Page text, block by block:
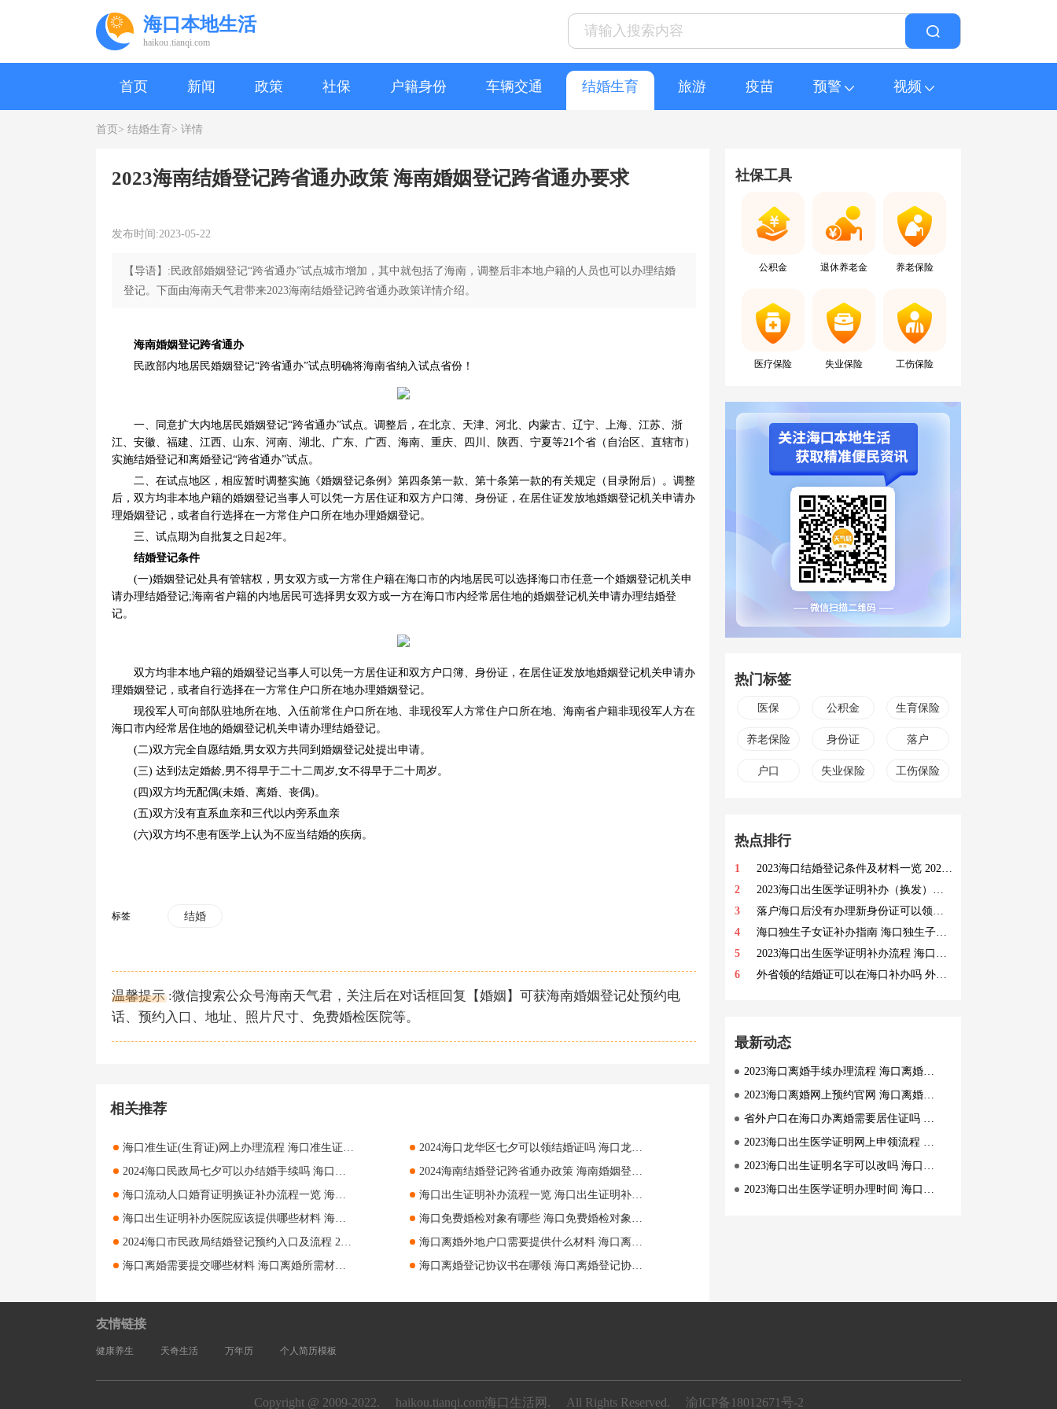
海口本地生活
haikou.tianqi.com
首页 新闻 政策 社保 户籍身份 车辆交通 结婚生育 旅游 疫苗 预警 视频
首页> 结婚生育> 详情
2023海南结婚登记跨省通办政策 海南婚姻登记跨省通办要求
发布时间:2023-05-22
【导语】:民政部婚姻登记“跨省通办”试点城市增加，其中就包括了海南，调整后非本地户籍的人员也可以办理结婚
登记。下面由海南天气君带来2023海南结婚登记跨省通办政策详情介绍。
海南婚姻登记跨省通办
民政部内地居民婚姻登记“跨省通办”试点明确将海南省纳入试点省份！
一、同意扩大内地居民婚姻登记“跨省通办”试点。调整后，在北京、天津、河北、内蒙古、辽宁、上海、江苏、浙
江、安徽、福建、江西、山东、河南、湖北、广东、广西、海南、重庆、四川、陕西、宁夏等21个省（自治区、直辖市）
实施结婚登记和离婚登记“跨省通办”试点。
二、在试点地区，相应暂时调整实施《婚姻登记条例》第四条第一款、第十条第一款的有关规定（目录附后）。调整
后，双方均非本地户籍的婚姻登记当事人可以凭一方居住证和双方户口簿、身份证，在居住证发放地婚姻登记机关申请办
理婚姻登记，或者自行选择在一方常住户口所在地办理婚姻登记。
三、试点期为自批复之日起2年。
结婚登记条件
(一)婚姻登记处具有管辖权，男女双方或一方常住户籍在海口市的内地居民可以选择海口市任意一个婚姻登记机关申
请办理结婚登记;海南省户籍的内地居民可选择男女双方或一方在海口市内经常居住地的婚姻登记机关申请办理结婚登
记。
双方均非本地户籍的婚姻登记当事人可以凭一方居住证和双方户口簿、身份证，在居住证发放地婚姻登记机关申请办
理婚姻登记，或者自行选择在一方常住户口所在地办理婚姻登记。
现役军人可向部队驻地所在地、入伍前常住户口所在地、非现役军人方常住户口所在地、海南省户籍非现役军人方在
海口市内经常居住地的婚姻登记机关申请办理结婚登记。
(二)双方完全自愿结婚,男女双方共同到婚姻登记处提出申请。
(三) 达到法定婚龄,男不得早于二十二周岁,女不得早于二十周岁。
(四)双方均无配偶(未婚、离婚、丧偶)。
(五)双方没有直系血亲和三代以内旁系血亲
(六)双方均不患有医学上认为不应当结婚的疾病。
标签 结婚
温馨提示 :微信搜索公众号海南天气君，关注后在对话框回复【婚姻】可获海南婚姻登记处预约电
话、预约入口、地址、照片尺寸、免费婚检医院等。
相关推荐
社保工具
公积金 退休养老金 养老保险
医疗保险 失业保险 工伤保险
热门标签
医保 公积金 生育保险
养老保险 身份证 落户
户口 失业保险 工伤保险
热点排行
1
2023海口结婚登记条件及材料一览 2023海口结婚登记条件及材料盘点
2
2023海口出生医学证明补办（换发）指南 海口出生医学证明补发要求
3
落户海口后没有办理新身份证可以领证吗 海口结婚登记要求
4
海口独生子女证补办指南 海口独生子女证补办要求
5
2023海口出生医学证明补办流程 海口出生医学证明办理渠道
6
外省领的结婚证可以在海口补办吗 外省在海口领的结婚证补办要求
最新动态
2023海口离婚手续办理流程 海口离婚手续办理指南
2023海口离婚网上预约官网 海口离婚网上预约渠道
省外户口在海口办离婚需要居住证吗 海口省外户籍离婚要求
2023海口出生医学证明网上申领流程 海口出生医学证明网上申请指南
2023海口出生证明名字可以改吗 海口出生医学证明姓名怎么改
2023海口出生医学证明办理时间 海口出生医学证明办理指南
友情链接
健康养生 天奇生活 万年历 个人简历模板
Copyright @ 2009-2022. haikou.tianqi.com海口生活网. All Rights Reserved. 渝ICP备18012671号-2